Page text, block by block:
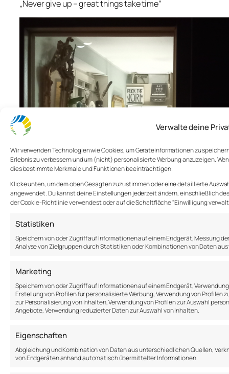
Verwalte deine
Wir verwenden Technologien wie Cookies, um Geräteinformationen zu
Erlebnis zu verbessern und um (nicht) personalisierte Werbung anzuzeigen.
dies bestimmte Merkmale und Funktionen beeinträchtigen.
Klicke unten, um dem oben Gesagten zuzustimmen oder eine detaillierte
angewendet. Du kannst deine Einstellungen jederzeit ändern, einschließlich
der Cookie-Richtlinie verwendest oder auf die Schaltfläche "Einwilligung
Statistiken
Speichern von oder Zugriff auf Informationen auf einem Endgerät, Messung
Analyse von Zielgruppen durch Statistiken oder Kombinationen von Daten
Marketing
Speichern von oder Zugriff auf Informationen auf einem Endgerät,
Erstellung von Profilen für personalisierte Werbung, Verwendung von Profilen
zur Personalisierung von Inhalten, Verwendung von Profilen zur Auswahl
Angebote, Verwendung reduzierter Daten zur Auswahl von Inhalten.
Eigenschaften
Abgleichung und Kombination von Daten aus unterschiedlichen Quellen,
von Endgeräten anhand automatisch übermittelter Informationen.
„Never give up – great things take time”
20. Februar 2023
Anton Samsonov
a.samsonov@thepsychologist.de
Sprache: DE | EN | RU